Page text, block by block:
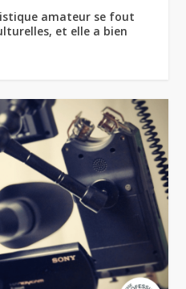
amateur se fout
et elle a bien